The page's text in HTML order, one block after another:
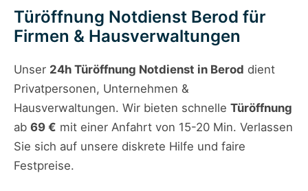
Türöffnung Notdienst Berod für
Firmen & Hausverwaltungen
Unser 24h Türöffnung Notdienst in Berod dient
Privatpersonen, Unternehmen &
Hausverwaltungen. Wir bieten schnelle Türöffnung
ab 69 € mit einer Anfahrt von 15-20 Min. Verlassen
Sie sich auf unsere diskrete Hilfe und faire
Festpreise.